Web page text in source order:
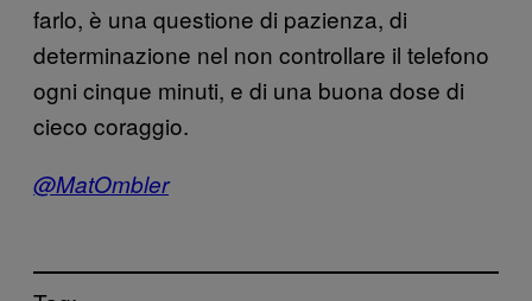
farlo, è una questione di pazienza, di
determinazione nel non controllare il telefono
ogni cinque minuti, e di una buona dose di
cieco coraggio.
@MatOmbler